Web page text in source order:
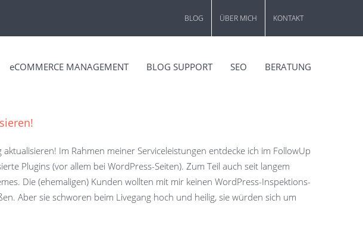
BLOG ÜBER MICH KONTAKT
eCOMMERCE MANAGEMENT BLOG SUPPORT SEO BERATUNG
Im Rahmen meiner Serviceleistungen entdecke ich im FollowUp
Plugins (vor allem bei WordPress-Seiten). Zum Teil auch seit langem
Die (ehemaligen) Kunden wollten mit mir keinen WordPress-Inspektions-
Aber sie schworen beim Livegang hoch und heilig, sie würden sich um